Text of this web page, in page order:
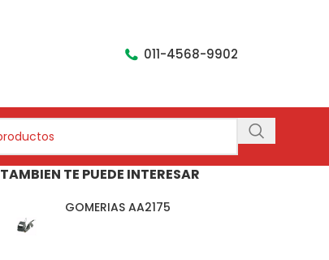
011-4568-9902
TAMBIEN TE PUEDE INTERESAR
GOMERIAS AA2175